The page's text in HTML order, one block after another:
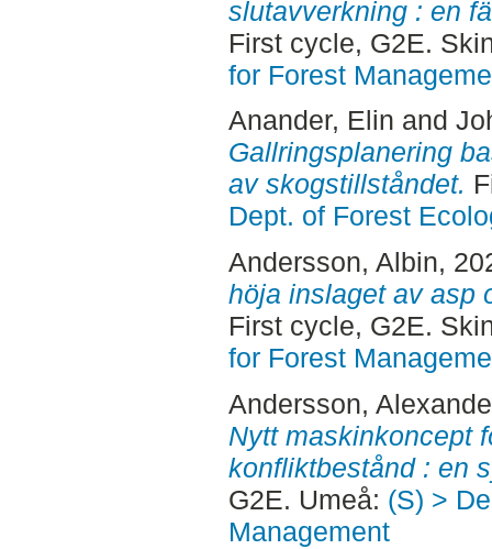
slutavverkning : en
First cycle, G2E.
for Forest
Anander, Elin and
Gallringsplanering
av skogstillståndet.
Dept. of Forest
Andersson, Albin,
höja inslaget av asp
First cycle, G2E.
for Forest
Andersson,
Nytt maskinkoncept
konfliktbestånd : en
G2E. Umeå: (S) >
Management